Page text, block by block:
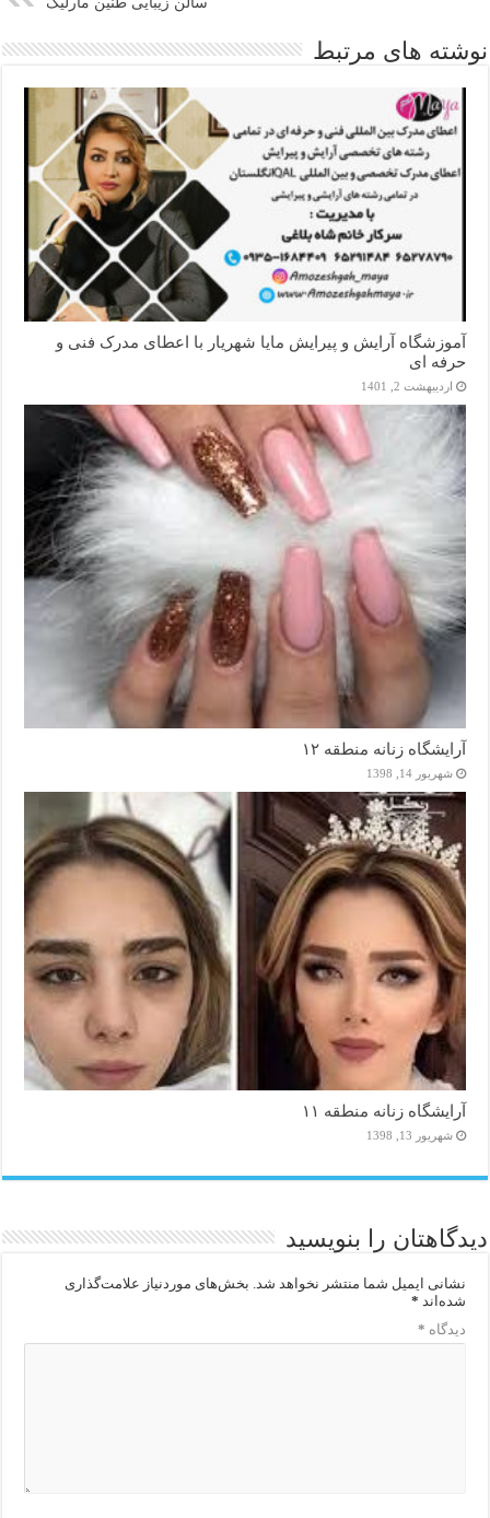
نوشته های مرتبط
آموزشگاه آرایش و پیرایش مایا شهریار با اعطای مدرک فنی و
حرفه ای
اردیبهشت 2, 1401
آرایشگاه زنانه منطقه ۱۲
شهریور 14, 1398
آرایشگاه زنانه منطقه ۱۱
شهریور 13, 1398
دیدگاهتان را بنویسید
نشانی ایمیل شما منتشر نخواهد شد. بخش‌های موردنیاز علامت‌گذاری
شده‌اند *
دیدگاه *